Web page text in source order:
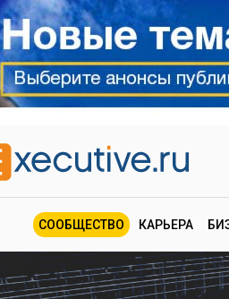
СООБЩЕСТВО КАРЬЕРА